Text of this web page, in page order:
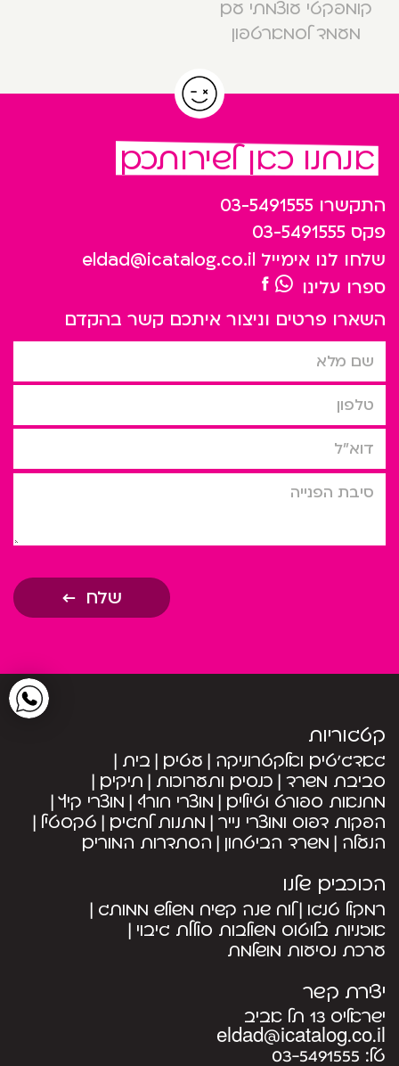
קומפקטי עוצמתי עם
מעמד לסמארטפון
אנחנו כאן לשירותכם
התקשרו 03-5491555
פקס 03-5491555
שלחו לנו אימייל eldad@icatalog.co.il
ספרו עלינו
השארו פרטים וניצור איתכם קשר בהקדם
שם מלא
טלפון
דוא”ל
סיבת הפניה
שלח
קטגוריות
גאדג’טים ואלקטרוניקה עטים בית
סביבת משרד כנסים ותערוכות תיקים
מחנאות ספורט וטיולים מוצרי חורף מוצרי קיץ
הפקות דפוס ומוצרי נייר מתנות לחגים טקסטיל
הנעלה משרד הביטחון הסתדרות המורים
הכוכבים שלנו
רמקול טנגו לוח שנה קשיח משולש ממותג
אוזניות בלוטוס משולבות סוללת גיבוי
ערכת נסיעות מושלמת
יצירת קשר
ישראליס 13 תל אביב
eldad@icatalog.co.il
טל: 03-5491555